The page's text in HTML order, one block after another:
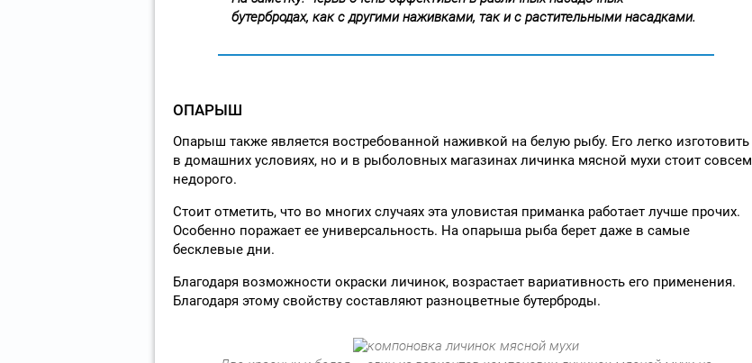
бутербродах, как с другими наживками, так и с растительными насадками.
ОПАРЫШ
Опарыш также является востребованной наживкой на белую рыбу. Его легко изготовить
в домашних условиях, но и в рыболовных магазинах личинка мясной мухи стоит совсем
недорого.
Стоит отметить, что во многих случаях эта уловистая приманка работает лучше прочих.
Особенно поражает ее универсальность. На опарыша рыба берет даже в самые
бесклевые дни.
Благодаря возможности окраски личинок, возрастает вариативность его применения.
Благодаря этому свойству составляют разноцветные бутерброды.